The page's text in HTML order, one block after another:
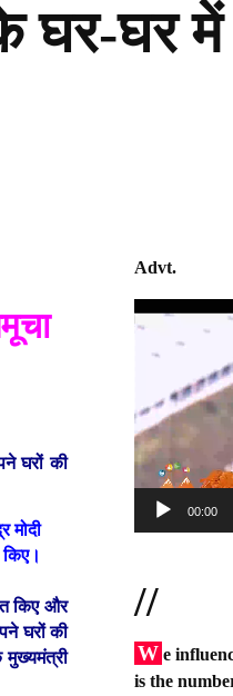
घर-घर में
घरों की
मोदी
किए और
घरों की
Advt.
Video
00:00
//
W e
is the